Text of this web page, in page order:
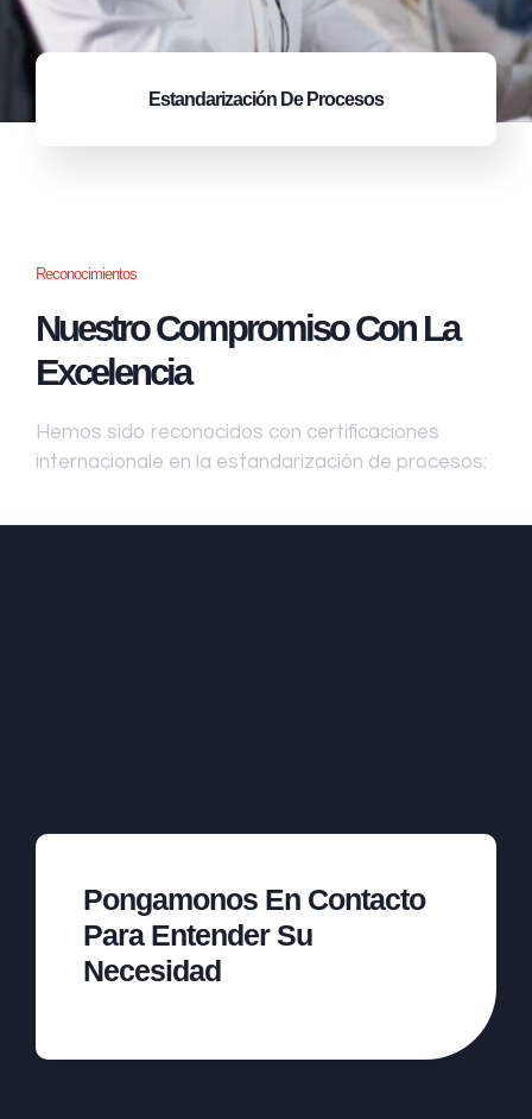
Estandarización De Procesos
Reconocimientos
Nuestro Compromiso Con La
Excelencia
Hemos sido reconocidos con certificaciones
internacionale en la estandarización de procesos:
Pongamonos En Contacto
Para Entender Su
Necesidad